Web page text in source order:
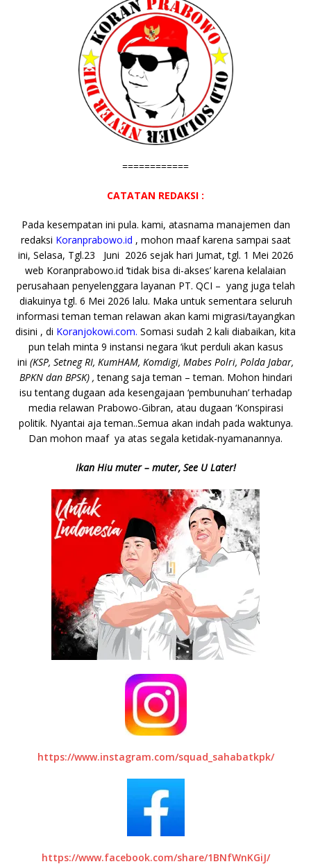
============
CATATAN REDAKSI :
Pada kesempatan ini pula. kami, atasnama manajemen dan
redaksi Koranprabowo.id , mohon maaf karena sampai saat
ini, Selasa, Tgl.23 Juni 2026 sejak hari Jumat, tgl. 1 Mei 2026
web Koranprabowo.id ‘tidak bisa di-akses’ karena kelalaian
perusahaan penyelenggara layanan PT. QCI – yang juga telah
diakuinya tgl. 6 Mei 2026 lalu. Maka untuk sementara seluruh
informasi teman teman relawan akan kami migrasi/tayangkan
disini , di Koranjokowi.com. Somasi sudah 2 kali diabaikan, kita
pun telah minta 9 instansi negara ‘ikut perduli akan kasus
ini (KSP, Setneg RI, KumHAM, Komdigi, Mabes Polri, Polda Jabar,
BPKN dan BPSK) , tenang saja teman – teman. Mohon hindari
isu tentang dugaan ada kesengajaan ‘pembunuhan’ terhadap
media relawan Prabowo-Gibran, atau dugaan ‘Konspirasi
politik. Nyantai aja teman..Semua akan indah pada waktunya.
Dan mohon maaf ya atas segala ketidak-nyamanannya.
Ikan Hiu muter – muter, See U Later!
https://www.instagram.com/squad_sahabatkpk/
https://www.facebook.com/share/1BNfWnKGiJ/